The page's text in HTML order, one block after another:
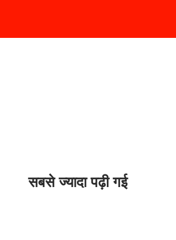
सबसे ज्यादा पढ़ी गई